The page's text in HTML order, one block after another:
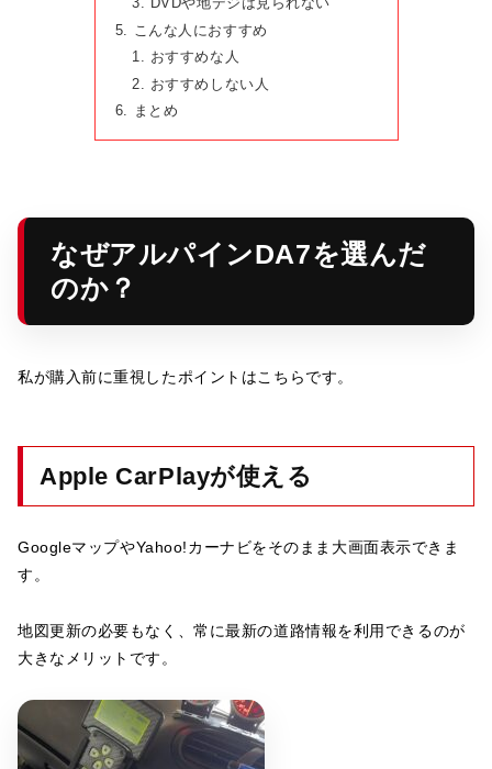
DVDや地デジは見られない
こんな人におすすめ
おすすめな人
おすすめしない人
まとめ
なぜアルパインDA7を選んだ
のか？
私が購入前に重視したポイントはこちらです。
Apple CarPlayが使える
GoogleマップやYahoo!カーナビをそのまま大画面表示できま
す。
地図更新の必要もなく、常に最新の道路情報を利用できるのが
大きなメリットです。